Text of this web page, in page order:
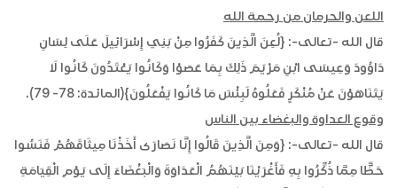
اللعن والحرمان من رحمة الله
قال الله -تعالى-: {لُعِنَ الَّذِينَ كَفَرُوا مِنْ بَنِي إِسْرَائِيلَ عَلَى لِسَانِ
دَاوُودَ وَعِيسَى ابْنِ مَرْيَمَ ذَلِكَ بِمَا عَصَوْا وَكَانُوا يَعْتَدُونَ كَانُوا لَا
يَتَنَاهَوْنَ عَنْ مُنْكَرٍ فَعَلُوهُ لَبِئْسَ مَا كَانُوا يَفْعَلُونَ}(المائدة: 78- 79).
وقوع العداوة والبغضاء بين الناس
قال الله -تعالى-: {وَمِنَ الَّذِينَ قَالُوا إِنَّا نَصَارَى أَخَذْنَا مِيثَاقَهُمْ فَنَسُوا
حَظًّا مِمَّا ذُكِّرُوا بِهِ فَأَغْرَيْنَا بَيْنَهُمُ الْعَدَاوَةَ وَالْبَغْضَاءَ إِلَى يَوْمِ الْقِيَامَةِ